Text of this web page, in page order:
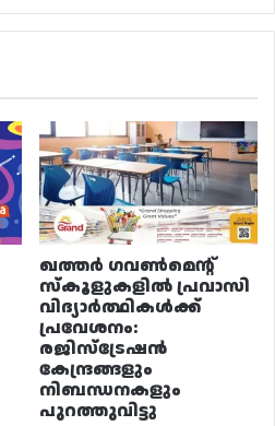
ഖത്തർ ഗവൺമെന്റ്
സ്കൂളുകളിൽ പ്രവാസി
വിദ്യാർത്ഥികൾക്ക്
പ്രവേശനം:
രജിസ്ട്രേഷൻ
കേന്ദ്രങ്ങളും
നിബന്ധനകളും
പുറത്തുവിട്ടു